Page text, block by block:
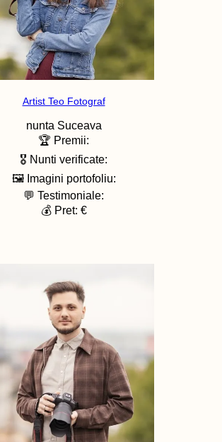
Artist Teo Fotograf
nunta Suceava
🏆 Premii:
🎖️ Nunti verificate:
🖼️ Imagini portofoliu:
💬 Testimoniale:
💰 Pret: €